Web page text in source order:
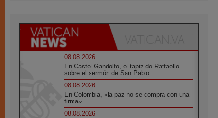
08.08.2026
En Castel Gandolfo, el tapiz de Raffaello
sobre el sermón de San Pablo
08.08.2026
En Colombia, «la paz no se compra con una
firma»
08.08.2026